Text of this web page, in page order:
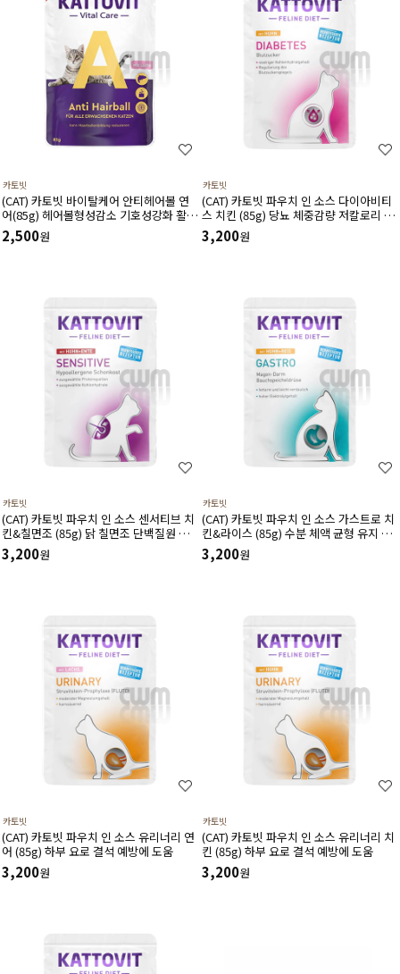
카토빗
(CAT) 카토빗 바이탈케어 안티헤어볼 연
어(85g) 헤어볼형성감소 기호성강화 활력
유지에 도움
2,500원
카토빗
(CAT) 카토빗 파우치 인 소스 다이아비티
스 치킨 (85g) 당뇨 체중감량 저칼로리 포
만감유지 지방 연소 근육 유지에 도움
3,200원
카토빗
(CAT) 카토빗 파우치 인 소스 센서티브 치
킨&칠면조 (85g) 닭 칠면조 단백질원 알
레르기 소화에 도움
3,200원
카토빗
(CAT) 카토빗 파우치 인 소스 가스트로 치
킨&라이스 (85g) 수분 체액 균형 유지 저
지방 소화 췌장 기능에 도움
3,200원
카토빗
(CAT) 카토빗 파우치 인 소스 유리너리 연
어 (85g) 하부 요로 결석 예방에 도움
3,200원
카토빗
(CAT) 카토빗 파우치 인 소스 유리너리 치
킨 (85g) 하부 요로 결석 예방에 도움
3,200원